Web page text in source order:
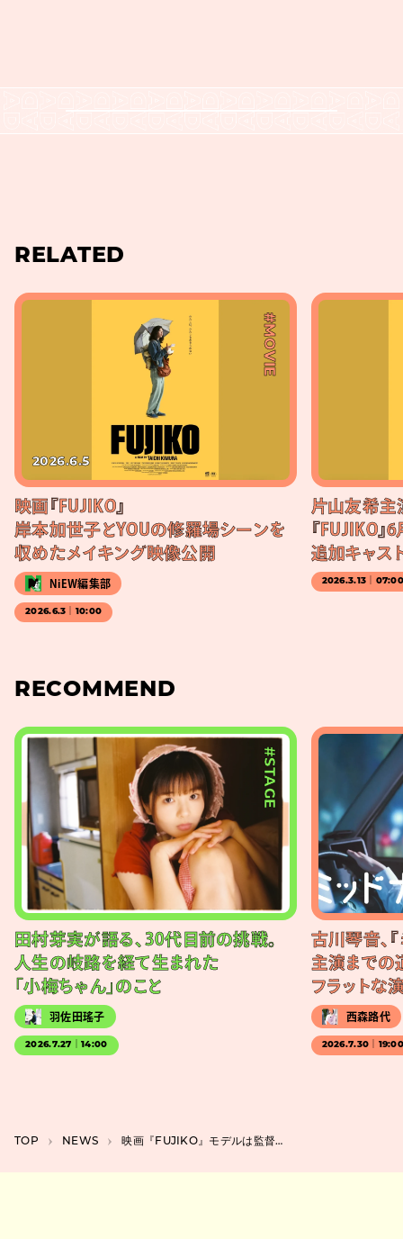
RELATED
#MOVIE
2026.6.5
映画『FUJIKO』
岸本加世子とYOUの修羅場シーンを
収めたメイキング映像公開
NiEW編集部
2026.6.3｜10:00
片山友希
『FUJIKO』
追加キャス
2026.3.13｜
RECOMMEND
#STAGE
田村芽実が語る、30代目前の挑戦。
人生の岐路を経て生まれた
「小梅ちゃん」のこと
羽佐田瑤子
2026.7.27｜14:00
古川琴音、
主演までの
フラットな
西森路代
2026.7.30｜
TOP NEWS 映画『FUJIKO』モデルは監督の実母、新場面写真公開＆富士そばタイアップも